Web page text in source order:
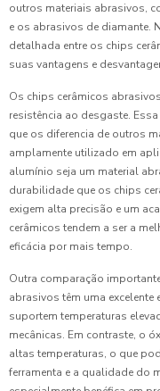
outros materiais abrasivos,
e os abrasivos de diamante.
detalhada entre os chips
suas vantagens e
Os chips cerâmicos
resistência ao desgaste.
que os diferencia de outros
amplamente utilizado em
alumínio seja um material
durabilidade que os chips
exigem alta precisão e um
cerâmicos tendem a ser a
eficácia por mais tempo.
Outra comparação
abrasivos têm uma
suportem temperaturas
mecânicas. Em contraste, o
altas temperaturas, o que
ferramenta e a qualidade do